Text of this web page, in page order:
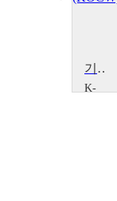
옥
기후변화와 지속가능발전
K-